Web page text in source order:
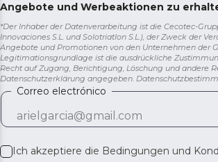
Angebote und Werbeaktionen zu
*Der Inhaber der Datenverarbeitung ist die Cecotec-
Innovaciones S.L. und Solotriatlon S.L.), der Zweck der
Angebote und Promotionen von den Unternehmen der
Legitimationsgrundlage ist die ausdrückliche
Recht auf Zugang, Berichtigung, Löschung und andere
Datenschutzerklärung angegeben.
Correo electrónico
Ich akzeptiere die Bedingungen und